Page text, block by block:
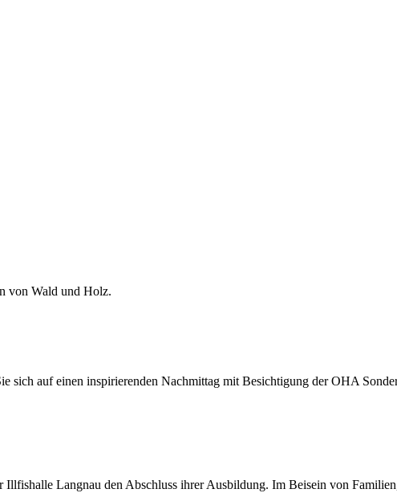
von Wald und Holz.
sich auf einen inspirierenden Nachmittag mit Besichtigung der OHA
Langnau den Abschluss ihrer Ausbildung. Im Beisein von